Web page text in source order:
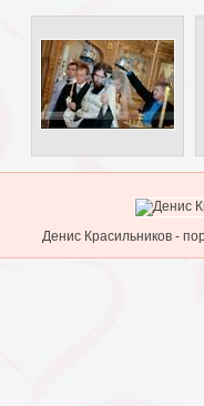
Денис Красильников -